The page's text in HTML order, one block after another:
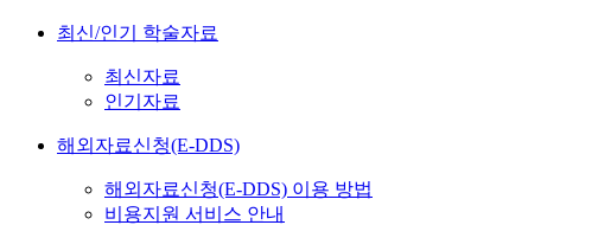
최신/인기 학술자료
최신자료
인기자료
해외자료신청(E-DDS)
해외자료신청(E-DDS) 이용 방법
비용지원 서비스 안내